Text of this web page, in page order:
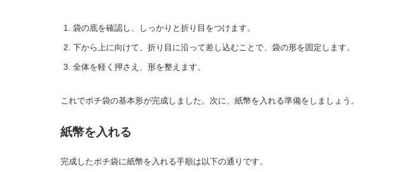
袋の底を確認し、しっかりと折り目をつけます。
下から上に向けて、折り目に沿って差し込むことで、袋の形を固定します。
全体を軽く押さえ、形を整えます。
これでポチ袋の基本形が完成しました。次に、紙幣を入れる準備をしましょう。
紙幣を入れる
完成したポチ袋に紙幣を入れる手順は以下の通りです。